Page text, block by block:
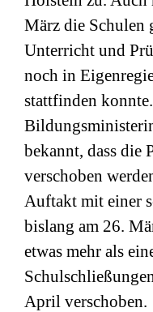
März die Schulen
Unterricht und
noch in
stattfinden
bekannt, dass die
verschoben
Auftakt mit einer
bislang am 26.
etwas mehr als
April verschoben.